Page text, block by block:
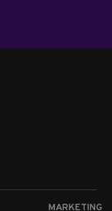
MARKETING